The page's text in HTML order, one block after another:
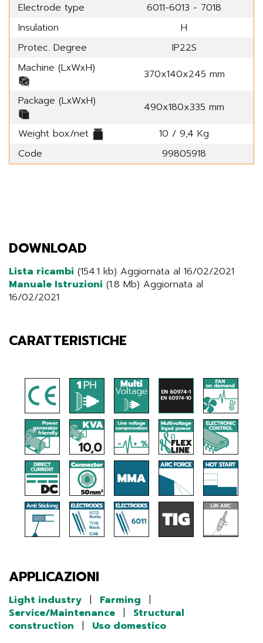
Electrode type
6011-6013 - 7018
Insulation
H
Protec. Degree
IP22S
Machine (LxWxH)
370x140x245 mm
Package (LxWxH)
490x180x335 mm
Weight box/net
10 / 9,4 Kg
Code
99805918
DOWNLOAD
Lista ricambi (154.1 kb) Aggiornata al 16/02/2021
Manuale Istruzioni (1.8 Mb) Aggiornata al
16/02/2021
CARATTERISTICHE
APPLICAZIONI
Light industry | Farming
|
Service/Maintenance |
Structural
construction
| Uso domestico